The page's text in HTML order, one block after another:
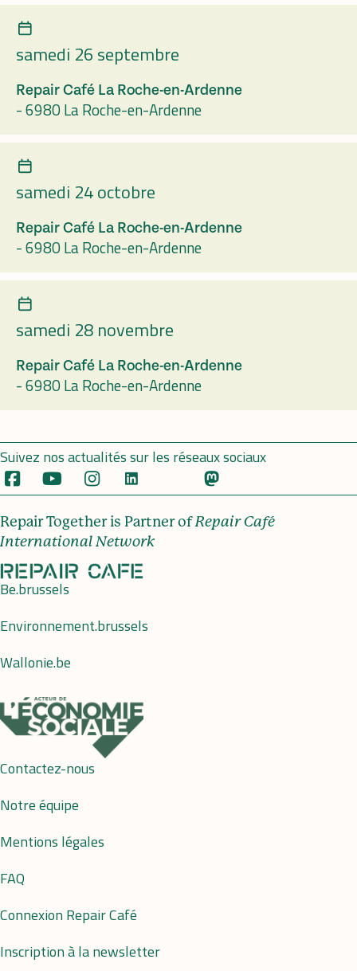
samedi 26 septembre
Repair Café La Roche-en-Ardenne
-6980 La Roche-en-Ardenne
samedi 24 octobre
Repair Café La Roche-en-Ardenne
-6980 La Roche-en-Ardenne
samedi 28 novembre
Repair Café La Roche-en-Ardenne
-6980 La Roche-en-Ardenne
Suivez nos actualités sur les réseaux sociaux
Repair Together is Partner ofRepair Café
International Network
Be.brussels
Environnement.brussels
Wallonie.be
Contactez-nous
Notre équipe
Mentions légales
FAQ
Connexion Repair Café
Inscription à la newsletter